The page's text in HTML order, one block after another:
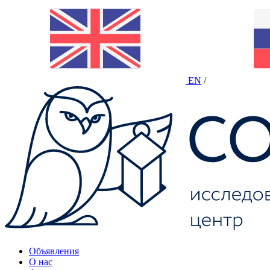
EN /
Объявления
О нас